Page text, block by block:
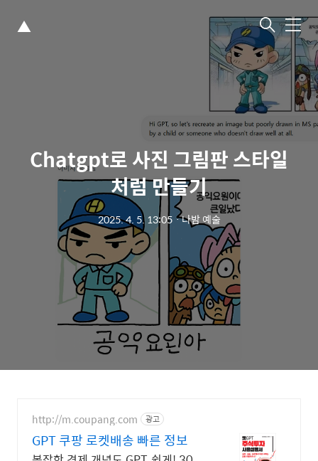
▲ 메
뉴
Chatgpt로 사진 그림판 스타일
처럼 만들기
2025. 4. 5. 13:05ㆍ나밤 예술
http://m.coupang.com 광고
GPT 쿠팡 로켓배송 빠른 정보